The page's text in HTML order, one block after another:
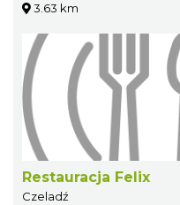
3.63 km
Restauracja Felix
Czeladź